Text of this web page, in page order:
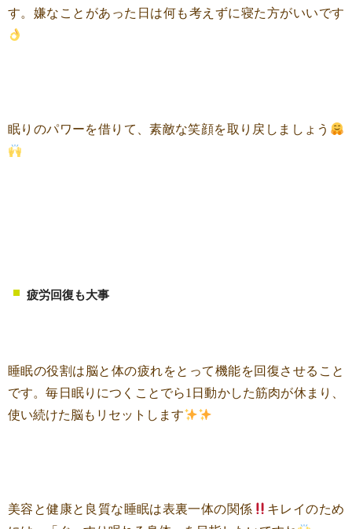
す。嫌なことがあった日は何も考えずに寝た方がいいです
眠りのパワーを借りて、素敵な笑顔を取り戻しましょう
疲労回復も大事
睡眠の役割は脳と体の疲れをとって機能を回復させること
です。毎日眠りにつくことでら1日動かした筋肉が休まり、
使い続けた脳もリセットします
美容と健康と良質な睡眠は表裏一体の関係
キレイのため